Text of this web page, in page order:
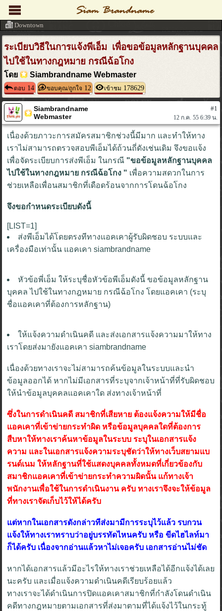
ระเบียบวิธีในการแจ้งพีเอ็ม เพื่อขอข้อมูลหลักฐานบุคคล
ไปใช้ในทางกฎหมาย กรณีฉ้อโกง
โดย Siambrandname Webmaster
ตอบ 14 ขอบคุณ/ถูกใจ 12 เข้าชม 178629
Siambrandname
Webmaster
#1
12 ก.ค. 55 6:39 น.
เนื่องด้วยภาวะการสมัครสมาชิกช่วงนี้มีมาก และทำให้ทาง
เราไม่สามารถตรวจสอบพีเอ็มได้ถ้วนถี่ดังเช่นเดิม จึงขอแจ้ง
เพื่อจัดระเบียบการส่งพีเอ็ม ในกรณี "ขอข้อมูลหลักฐานบุคคล
ไปใช้ในทางกฎหมาย กรณีฉ้อโกง " เพื่อความสดวกในการ
ช่วยเหลือเพื่อนสมาชิกที่เดือดร้อนจากการโดนฉ้อโกง
จึงขอกำหนดระเบียบดังนี้
[LIST=1]
ส่งพีเอ็มได้โดยตรงทีทางแอคเคาผู้รับผิดชอบ ระบบและ
เครื่องมือเท่านั้น แอคเคา siambrandname
หัวข้อพี่เอ็ม ให้ระบุชื่อหัวข้อพีเอ็มดังนี้ ขอข้อมูลหลักฐาน
บุคคล ไปใช้ในทางกฎหมาย กรณีฉ้อโกง โดยแอคเคา (ระบุ
ชื่อแอคเคาที่ต้องการหลักฐาน)
ให้แจ้งความดำเนินคดี และส่งเอกสารแจ้งความมาให้ทาง
เราโดยส่งมายังแอคเคา siambrandname
เนื่องด้วยทางเราจะไม่สามารถค้นข้อมูลในระบบและนำ
ข้อมูลออกได้ หากไม่มีเอกสารที่ระบุจากเจ้าหน้าที่ที่รับผิดชอบ
ให้นำข้อมูลบุคคลแอคเคาใด ส่งทางเจ้าหน้าที่
ซึ่งในการดำเนินคดี สมาชิกที่เสียหาย ต้องแจ้งความให้มีชื่อ
แอคเคาที่เข้าข่ายกระทำผิด หรือข้อมูลบุคคลใดที่ต้องการ
สืบหาให้ทางเราค้นหาข้อมูลในระบบ ระบุในเอกสารแจ้ง
ความ และในเอกสารแจ้งความระบุชัดว่าให้ทางเว็บสยามแบ
รนด์เนม ให้หลักฐานที่ใช้แสดงบุคคลทั้งหมดที่เกี่ยวข้องกับ
สมาชิกแอคเคาที่เข้าข่ายกระทำความผิดนั้น แก้ทางเจ้า
พนักงานเพื่อใช้ในการดำเนินงาน ครับ ทางเราจึงจะให้ข้อมูล
ที่ทางเราจัดเก็บไว้ให้ได้ครับ
แต่หากในเอกสารดังกล่าวทีส่งมามีการระบุไว้แล้ว รบกวน
แจ้งให้ทางเราทราบว่าอยู่บรรทัดไหนครับ หรือ ขีดไฮไลท์มา
ก็ได้ครับ เนื่องจากอ่านแล้วหาไม่เจอครับ เอกสารอ่านไม่ชัด
หากได้เอกสารแล้วมีอะไรให้ทางเราช่วยเหลือได้อีกแจ้งได้เลย
นะครับ และเมื่อแจ้งความดำเนินคดีเรียบร้อยแล้ว
ทางเราจะได้ดำเนินการปิดแอคเคาสมาชิกที่กำลังโดนดำเนิน
คดีทางกฎหมายตามเอกสารที่ส่งมาตามที่ได้แจ้งไว้ในกระทู้
Downtown